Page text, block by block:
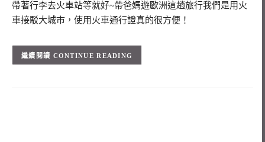
帶著行李去火車站等就好~帶爸媽遊歐洲這趟旅行我們是用火
車接駁大城市，使用火車通行證真的很方便！
CONTINUE READING